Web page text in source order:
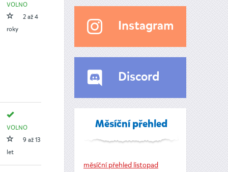
VOLNO
2 až 4
roky
VOLNO
9 až 13
let
Instagram
Discord
Měsíční přehled
měsíční přehled listopad